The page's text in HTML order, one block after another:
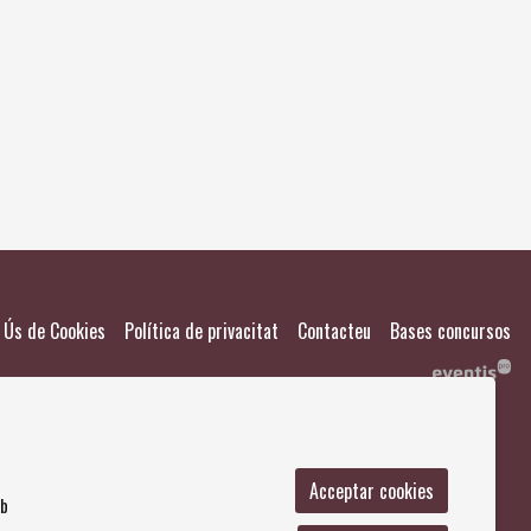
Ús de Cookies Política de privacitat Contacteu Bases concursos
Acceptar cookies